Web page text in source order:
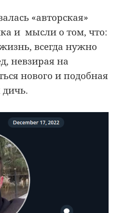
«авторская»
и мысли о том, что:
всегда нужно
невзирая на
нового и подобная